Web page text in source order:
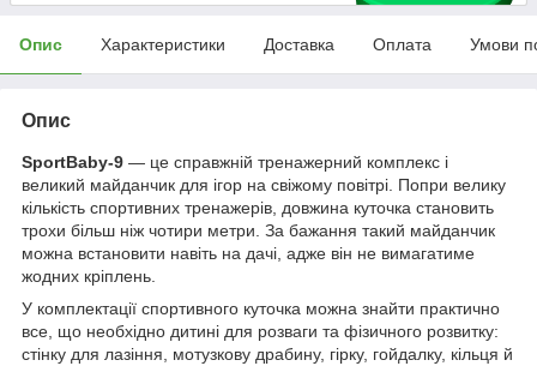
Опис Характеристики Доставка Оплата Умови
Опис
SportBaby-9 — це справжній тренажерний комплекс і
великий майданчик для ігор на свіжому повітрі. Попри велику
кількість спортивних тренажерів, довжина куточка становить
трохи більш ніж чотири метри. За бажання такий майданчик
можна встановити навіть на дачі, адже він не вимагатиме
жодних кріплень.
У комплектації спортивного куточка можна знайти практично
все, що необхідно дитині для розваги та фізичного розвитку:
стінку для лазіння, мотузкову драбину, гірку, гойдалку, кільця й